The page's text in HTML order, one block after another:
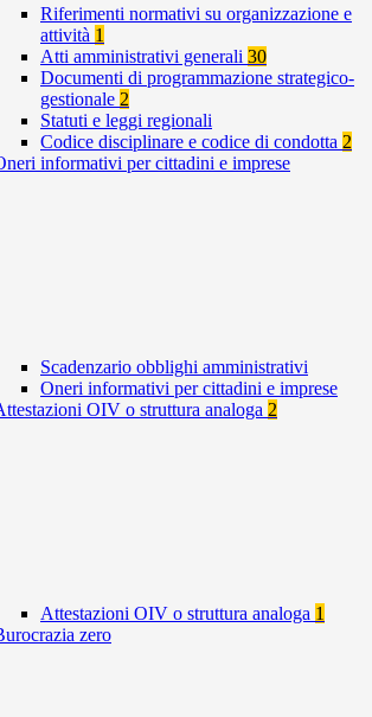
Riferimenti normativi su organizzazione e
attività 1
Atti amministrativi generali 30
Documenti di programmazione strategico-
gestionale 2
Statuti e leggi regionali
Codice disciplinare e codice di condotta 2
informativi per cittadini e imprese
Scadenzario obblighi amministrativi
Oneri informativi per cittadini e imprese
OIV o struttura analoga 2
Attestazioni OIV o struttura analoga 1
zero